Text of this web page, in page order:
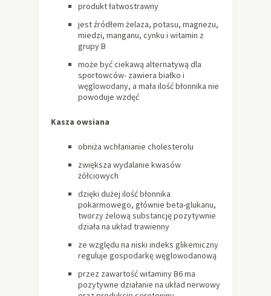
produkt łatwostrawny
jest źródłem żelaza, potasu, magnezu,
miedzi, manganu, cynku i witamin z
grupy B
może być ciekawą alternatywą dla
sportowców- zawiera białko i
węglowodany, a mała ilość błonnika nie
powoduje wzdęć
Kasza owsiana
obniża wchłanianie cholesterolu
zwiększa wydalanie kwasów
żółciowych
dzięki dużej ilość błonnika
pokarmowego, głównie beta-glukanu,
tworzy żelową substancję pozytywnie
działa na układ trawienny
ze względu na niski indeks glikemiczny
reguluje gospodarkę węglowodanową
przez zawartość witaminy B6 ma
pozytywne działanie na układ nerwowy